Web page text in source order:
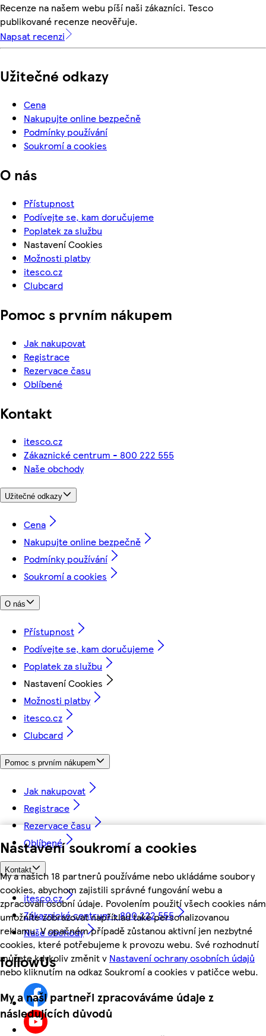
Nastavení soukromí a cookies
My a našich 18 partnerů používáme nebo ukládáme soubory
cookies, abychom zajistili správné fungování webu a
zpracovali osobní údaje. Povolením použití všech cookies nám
umožníte zobrazovat například také personalizovanou
reklamu. V opačném případě zůstanou aktivní jen nezbytné
cookies, které potřebujeme k provozu webu. Své rozhodnutí
můžete kdykoliv změnit v Nastavení ochrany osobních údajů
nebo kliknutím na odkaz Soukromí a cookies v patičce webu.
My a naši partneři zpracováváme údaje z
následujících důvodů
Recenze na našem webu píší naši zákazníci. Tesco
publikované recenze neověřuje.
Napsat recenzi
Užitečné odkazy
Cena
Nakupujte online bezpečně
Podmínky používání
Soukromí a cookies
O nás
Přístupnost
Podívejte se, kam doručujeme
Poplatek za službu
Nastavení Cookies
Možnosti platby
itesco.cz
Clubcard
Pomoc s prvním nákupem
Jak nakupovat
Registrace
Rezervace času
Oblíbené
Kontakt
itesco.cz
Zákaznické centrum - 800 222 555
Naše obchody
Užitečné odkazy
Cena
Nakupujte online bezpečně
Podmínky používání
Soukromí a cookies
O nás
Přístupnost
Podívejte se, kam doručujeme
Poplatek za službu
Nastavení Cookies
Možnosti platby
itesco.cz
Clubcard
Pomoc s prvním nákupem
Jak nakupovat
Registrace
Rezervace času
Oblíbené
Kontakt
itesco.cz
Zákaznické centrum - 800 222 555
Naše obchody
followUs